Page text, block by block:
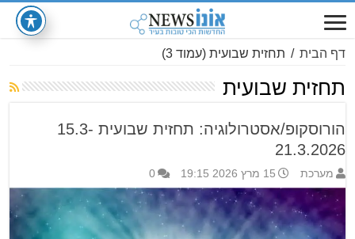
דף הבית / תחזית שבועית (עמוד 3)
תחזית שבועית
הורוסקופ/אסטרולוגיה: תחזית שבועית 15.3-
21.3.2026
מערכת 15 מרץ 2026 19:15 0